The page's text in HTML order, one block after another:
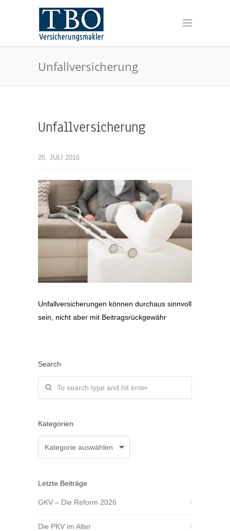
Unfallversicherung
Unfallversicherung
25. JULI 2016
Unfallversicherungen können durchaus sinnvoll
sein, nicht aber mit Beitragsrückgewähr
Search
Kategorien
Letzte Beiträge
GKV – Die Reform 2026
Die PKV im Alter